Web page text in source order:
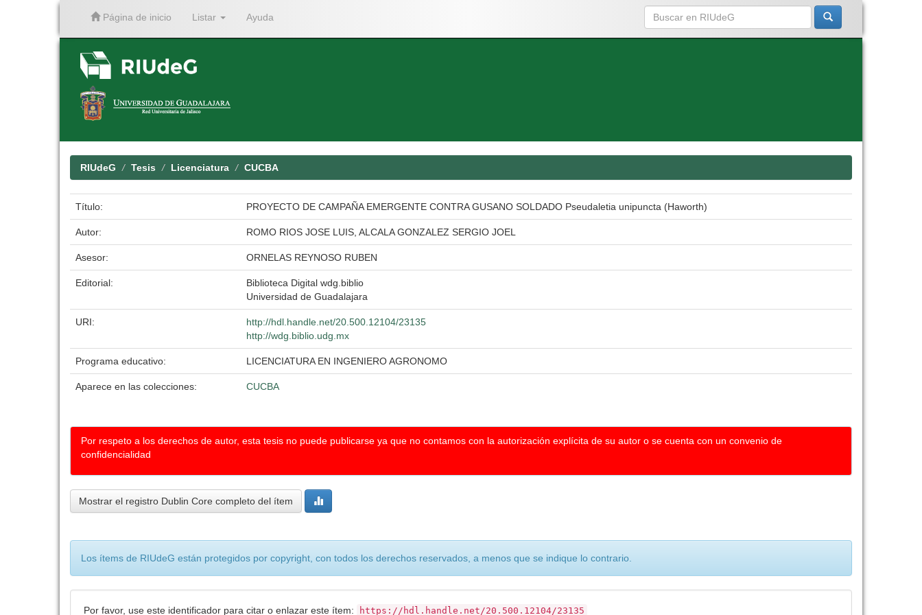
Página de inicio Listar Ayuda
RIUdeG Tesis Licenciatura CUCBA
Título: PROYECTO DE CAMPAÑA EMERGENTE CONTRA GUSANO SOLDADO Pseudaletia unipuncta (Haworth)
Autor: ROMO RIOS JOSE LUIS, ALCALA GONZALEZ SERGIO JOEL
Asesor: ORNELAS REYNOSO RUBEN
Editorial:
Biblioteca Digital wdg.biblio
Universidad de Guadalajara
URI:
http://hdl.handle.net/20.500.12104/23135
http://wdg.biblio.udg.mx
Programa educativo: LICENCIATURA EN INGENIERO AGRONOMO
Aparece en las colecciones: CUCBA
Por respeto a los derechos de autor, esta tesis no puede publicarse ya que no contamos con la autorización explícita de su autor o se cuenta con un convenio de
confidencialidad
Mostrar el registro Dublin Core completo del ítem
Los ítems de RIUdeG están protegidos por copyright, con todos los derechos reservados, a menos que se indique lo contrario.
Por favor, use este identificador para citar o enlazar este ítem: https://hdl.handle.net/20.500.12104/23135